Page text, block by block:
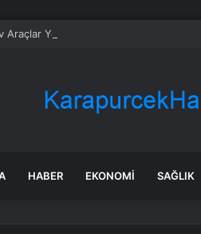
Araçlar Yolları Ezdi, Elektrikli Araç
HABER EKONOMI SAĞLIK